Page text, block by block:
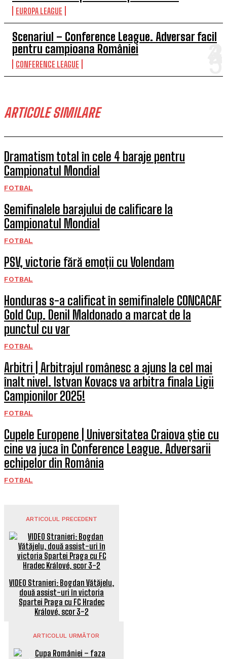
EUROPA LEAGUE
Scenariul – Conference League. Adversar facil
pentru campioana României
CONFERENCE LEAGUE
ARTICOLE SIMILARE
Dramatism total în cele 4 baraje pentru
Campionatul Mondial
FOTBAL
Semifinalele barajului de calificare la
Campionatul Mondial
FOTBAL
PSV, victorie fără emoții cu Volendam
FOTBAL
Honduras s-a calificat în semifinalele CONCACAF
Gold Cup. Denil Maldonado a marcat de la
punctul cu var
FOTBAL
Arbitri | Arbitrajul românesc a ajuns la cel mai
înalt nivel. Istvan Kovacs va arbitra finala Ligii
Campionilor 2025!
FOTBAL
Cupele Europene | Universitatea Craiova știe cu
cine va juca în Conference League. Adversarii
echipelor din România
FOTBAL
ARTICOLUL PRECEDENT
VIDEO Stranieri: Bogdan Vătăjelu,
două assist-uri în victoria
Spartei Praga cu FC Hradec
Králové, scor 3-2
ARTICOLUL URMĂTOR